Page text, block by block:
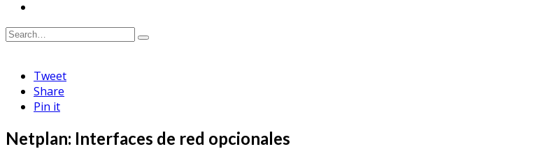
Tweet
Share
Pin it
Netplan: Interfaces de red opcionales